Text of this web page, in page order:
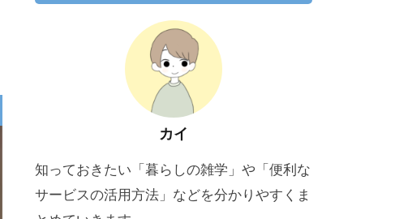
カイ
知っておきたい「暮らしの雑学」や「便利な
サービスの活用方法」などを分かりやすくま